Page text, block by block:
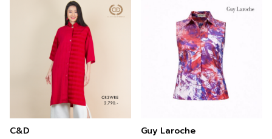
C&D Guy Laroche